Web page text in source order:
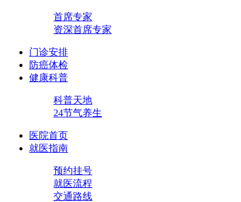
首席专家
资深首席专家
门诊安排
防癌体检
健康科普
科普天地
24节气养生
医院首页
就医指南
预约挂号
就医流程
交通路线